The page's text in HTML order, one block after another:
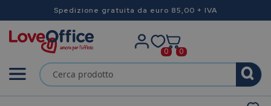
Spedizione gratuita da euro 85,00 + IVA
0 0